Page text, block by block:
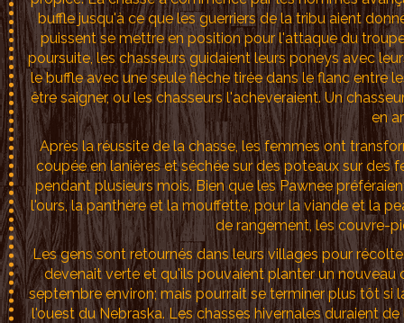
buffle jusqu'à ce que les guerriers de la tribu aient
puissent se mettre en position pour l'attaque du
poursuite, les chasseurs guidaient leurs poneys avec
le buffle avec une seule flèche tirée dans le flanc entre
être saigner, ou les chasseurs l'acheveraient. Un
en
Après la réussite de la chasse, les femmes ont
coupée en lanières et séchée sur des poteaux sur des
pendant plusieurs mois. Bien que les Pawnee
l'ours, la panthère et la mouffette, pour la viande et la
de rangement, les couvre-
Les gens sont retournés dans leurs villages pour
devenait verte et qu'ils pouvaient planter un nouveau
septembre environ; mais pourrait se terminer plus tôt si
l'ouest du Nebraska. Les chasses hivernales duraient